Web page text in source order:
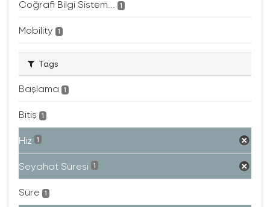
Coğrafi Bilgi Sistem... 1
Mobility 1
Tags
Başlama 1
Bitiş 1
Hız 1
Seyahat Süresi 1
Süre 1